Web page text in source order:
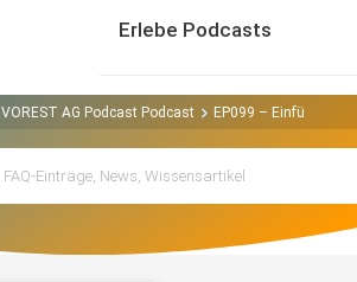
Erlebe Podcasts
VOREST AG Podcast Podcast EP099 – Einführung